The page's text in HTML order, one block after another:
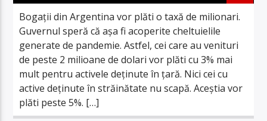
Bogaţii din Argentina vor plăti o taxă de milionari.
Guvernul speră că aşa fi acoperite cheltuielile
generate de pandemie. Astfel, cei care au venituri
de peste 2 milioane de dolari vor plăti cu 3% mai
mult pentru activele deţinute în ţară. Nici cei cu
active deţinute în străinătate nu scapă. Aceştia vor
plăti peste 5%. […]